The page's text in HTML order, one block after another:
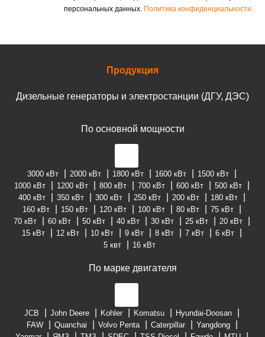
персональных данных. Политика конфиденциальности.
Продукция
Дизельные генераторы и электростанции (ДГУ, ДЭС)
По основной мощности
3000 кВт 2000 кВт 1800 кВт 1600 кВт
1500 кВт
1000 кВт
1200 кВт 800 кВт 700 кВт 600 кВт
500 кВт
400 кВт
350 кВт 300 кВт 250 кВт 200 кВт
180 кВт
160 кВт
150 кВт 120 кВт 100 кВт 80 кВт
75 кВт
70 кВт
60 кВт 50 кВт 40 кВт 30 кВт 25 кВт
20 кВт
15 кВт
12 кВт 10 кВт 9 кВт 8 кВт 7 кВт
6 кВт
5 квт
16 кВт
По марке двигателя
JCB John Deere Kohler Komatsu
Hyundai-Doosan
FAW
Quanchai Volvo Penta Caterpillar
Yangdong